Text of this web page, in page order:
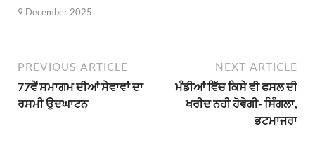
9 December 2025
PREVIOUS ARTICLE
77ਵੇਂ ਸਮਾਗਮ ਦੀਆਂ ਸੇਵਾਵਾਂ ਦਾ
ਰਸਮੀ ਉਦਘਾਟਨ
NEXT ARTICLE
ਮੰਡੀਆਂ ਵਿੱਚ ਕਿਸੇ ਵੀ ਫਸਲ ਦੀ
ਖਰੀਦ ਨਹੀ ਹੋਵੇਗੀ- ਸਿੰਗਲਾ,
ਭਟਮਾਜਰਾ